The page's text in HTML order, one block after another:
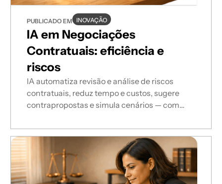
PUBLICADO EM INOVAÇÃO
IA em Negociações
Contratuais: eficiência e
riscos
IA automatiza revisão e análise de riscos
contratuais, reduz tempo e custos, sugere
contrapropostas e simula cenários — com